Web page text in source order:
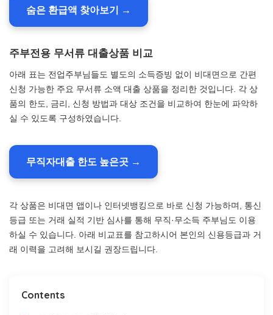
숨은 환급액 찾아보기 →
주부전용 무서류 대출상품 비교
아래 표는 전업주부님들도 별도의 소득증빙 없이 비대면으로 간편
신청 가능한 주요 무서류 소액 대출 상품을 정리한 것입니다. 각 상
품의 한도, 금리, 신청 방법과 대상 조건을 비교하여 한눈에 파악하
실 수 있도록 구성하였습니다.
무직자대출 한도 높은곳 →
각 상품은 비대면 앱이나 인터넷뱅킹으로 바로 신청 가능하며, 통신
등급 또는 거래 실적 기반 심사를 통해 무직·무소득 주부님도 이용
하실 수 있습니다. 아래 비교표를 참고하시어 본인의 신용등급과 거
래 이력을 고려해 보시길 권장드립니다.
Contents